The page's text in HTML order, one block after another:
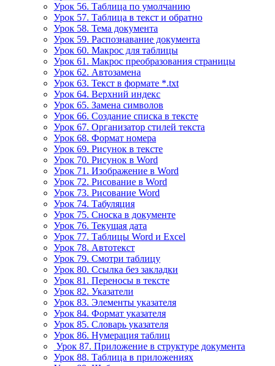
Урок 56. Таблица по умолчанию
Урок 57. Таблица в текст и обратно
Урок 58. Тема документа
Урок 59. Распознавание документа
Урок 60. Макрос для таблицы
Урок 61. Макрос преобразования страницы
Урок 62. Автозамена
Урок 63. Текст в формате *.txt
Урок 64. Верхний индекс
Урок 65. Замена символов
Урок 66. Создание списка в тексте
Урок 67. Организатор стилей текста
Урок 68. Формат номера
Урок 69. Рисунок в тексте
Урок 70. Рисунок в Word
Урок 71. Изображение в Word
Урок 72. Рисование в Word
Урок 73. Рисование Word
Урок 74. Табуляция
Урок 75. Сноска в документе
Урок 76. Текущая дата
Урок 77. Таблицы Word и Excel
Урок 78. Автотекст
Урок 79. Смотри таблицу
Урок 80. Ссылка без закладки
Урок 81. Переносы в тексте
Урок 82. Указатели
Урок 83. Элементы указателя
Урок 84. Формат указателя
Урок 85. Словарь указателя
Урок 86. Нумерация таблиц
Урок 87. Приложение в структуре документа
Урок 88. Таблица в приложениях